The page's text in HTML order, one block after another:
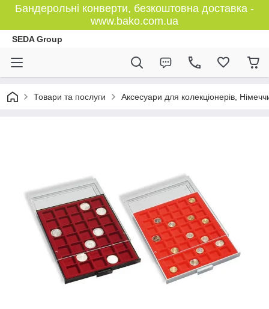
Бандерольні конверти, безкоштовна доставка -
www.bako.com.ua
SEDA Group
Товари та послуги Аксесуари для колекціонерів,